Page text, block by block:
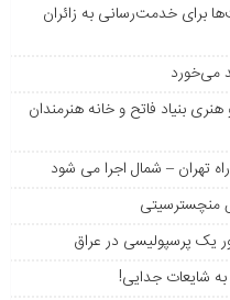
برای خدمت‌رسانی به زائران
می‌خورد
بنیاد فاتح و خانه هنرمندان
تهران – شمال اجرا می شود
منچسترسیتی
یک پرسپولیسی در عراق
شایعات جدایی!